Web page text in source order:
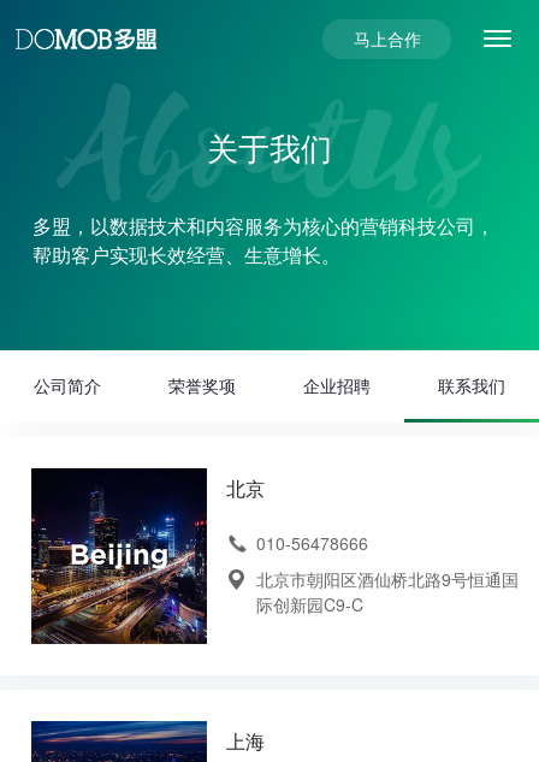
马上合作
产品及服务
用户增长服务解决方案
BlueNova流量变现平台
流量加油站
创意及服务优势
品牌私域电商
电商引流
案例分享
关于我们
公司简介
荣誉奖项
企业招聘
联系我们
关于我们
多盟，以数据技术和内容服务为核心的营销科技公司，
帮助客户实现长效经营、生意增长。
公司简介 荣誉奖项 企业招聘 联系我们
北京
010-56478666
北京市朝阳区酒仙桥北路9号恒通国
际创新园C9-C
上海